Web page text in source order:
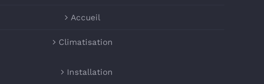
Accueil
Climatisation
Installation